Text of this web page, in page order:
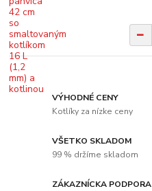
VÝHODNÉ CENY
Kotlíky za nízke ceny
VŠETKO SKLADOM
99 % držíme skladom
ZÁKAZNÍCKA PODPORA